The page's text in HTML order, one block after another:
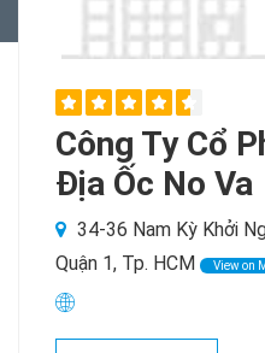
Công Ty Cổ
Địa Ốc No Va
34-36 Nam Kỳ Khởi
Quận 1, Tp. HCM
View on